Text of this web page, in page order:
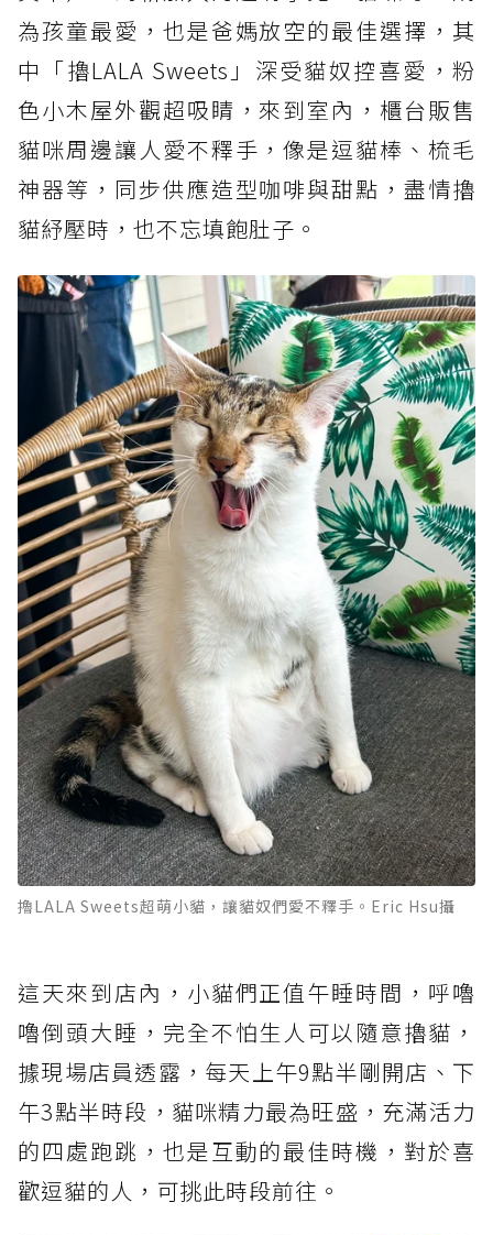
為孩童最愛，也是爸媽放空的最佳選擇，其
中「擼LALA Sweets」深受貓奴控喜愛，粉
色小木屋外觀超吸睛，來到室內，櫃台販售
貓咪周邊讓人愛不釋手，像是逗貓棒、梳毛
神器等，同步供應造型咖啡與甜點，盡情擼
貓紓壓時，也不忘填飽肚子。
擼LALA Sweets超萌小貓，讓貓奴們愛不釋手。Eric Hsu攝
這天來到店內，小貓們正值午睡時間，呼嚕
嚕倒頭大睡，完全不怕生人可以隨意擼貓，
據現場店員透露，每天上午9點半剛開店、下
午3點半時段，貓咪精力最為旺盛，充滿活力
的四處跑跳，也是互動的最佳時機，對於喜
歡逗貓的人，可挑此時段前往。